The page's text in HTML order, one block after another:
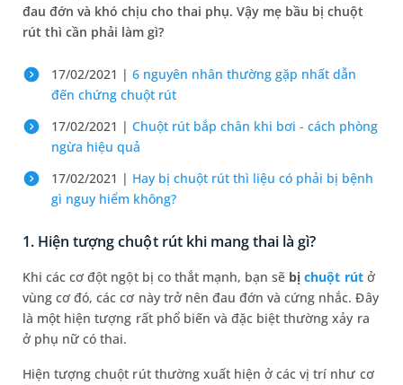
đau đớn và khó chịu cho thai phụ. Vậy mẹ bầu bị chuột
rút thì cần phải làm gì?
17/02/2021 | 6 nguyên nhân thường gặp nhất dẫn
đến chứng chuột rút
17/02/2021 | Chuột rút bắp chân khi bơi - cách phòng
ngừa hiệu quả
17/02/2021 | Hay bị chuột rút thì liệu có phải bị bệnh
gì nguy hiểm không?
1. Hiện tượng chuột rút khi mang thai là gì?
Khi các cơ đột ngột bị co thắt mạnh, bạn sẽ bịchuột rútở
vùng cơ đó, các cơ này trở nên đau đớn và cứng nhắc. Đây
là một hiện tượng rất phổ biến và đặc biệt thường xảy ra
ở phụ nữ có thai.
Hiện tượng chuột rút thường xuất hiện ở các vị trí như cơ